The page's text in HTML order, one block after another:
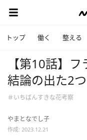
トップ 働く 整える
【第10話】
結論の出た2
＃いちばんすきな花考察
やまとなでし子
作成: 2023.12.21